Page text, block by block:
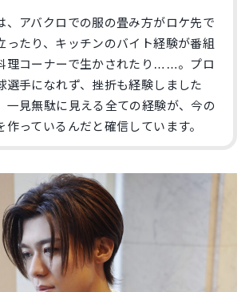
、アバクロでの服の畳み方がロケ先で
ったり、キッチンのバイト経験が番組
理コーナーで生かされたり……。プロ
選手になれず、挫折も経験しました
一見無駄に見える全ての経験が、今の
作っているんだと確信しています。